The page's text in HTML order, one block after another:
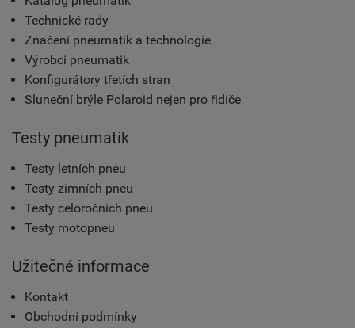
Technické rady
Značení pneumatik a technologie
Výrobci pneumatik
Konfigurátory třetích stran
Sluneční brýle Polaroid nejen pro řidiče
Testy pneumatik
Testy letních pneu
Testy zimních pneu
Testy celoročních pneu
Testy motopneu
Užitečné informace
Kontakt
Obchodní podmínky